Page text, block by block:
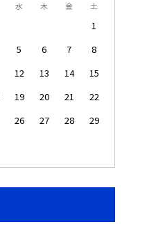
水 木 金 土
1
5 6 7
8
12 13 14
15
19 20 21
22
26 27 28
29